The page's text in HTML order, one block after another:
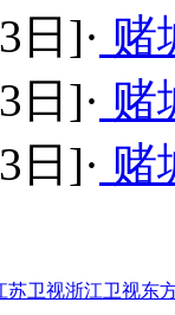
日]· 赌
日]· 赌
日]· 赌
苏卫视浙江卫视东